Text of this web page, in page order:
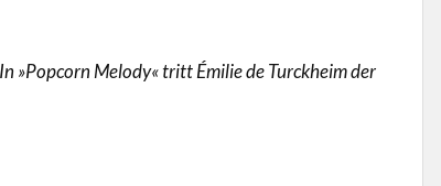
»Popcorn Melody« tritt Émilie de Turckheim der